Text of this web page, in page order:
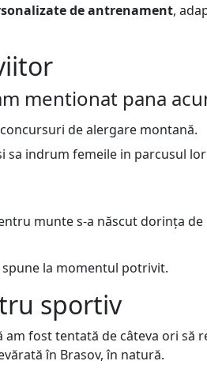
de antrenament,
mentionat pana
de alergare montană.
sa indrum femeile in parcusul
munte s-a născut dorința
la momentul potrivit.
sportiv
am fost tentată de câteva ori
în Brasov, în natură.